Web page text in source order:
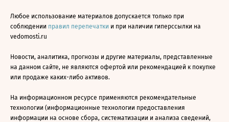
Любое использование материалов допускается только при
соблюдении правил перепечатки и при наличии гиперссылки на
vedomosti.ru
Новости, аналитика, прогнозы и другие материалы, представленные
на данном сайте, не являются офертой или рекомендацией к покупке
или продаже каких-либо активов.
На информационном ресурсе применяются рекомендательные
технологии (информационные технологии предоставления
информации на основе сбора, систематизации и анализа сведений,